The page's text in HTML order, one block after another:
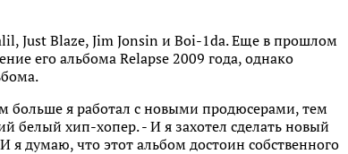
Just Blaze, Jim Jonsin и Boi-1da. Еще в прошлом
его альбома Relapse 2009 года, однако
больше я работал с новыми продюсерами, тем
белый хип-хопер. - И я захотел сделать новый
я думаю, что этот альбом достоин собственного